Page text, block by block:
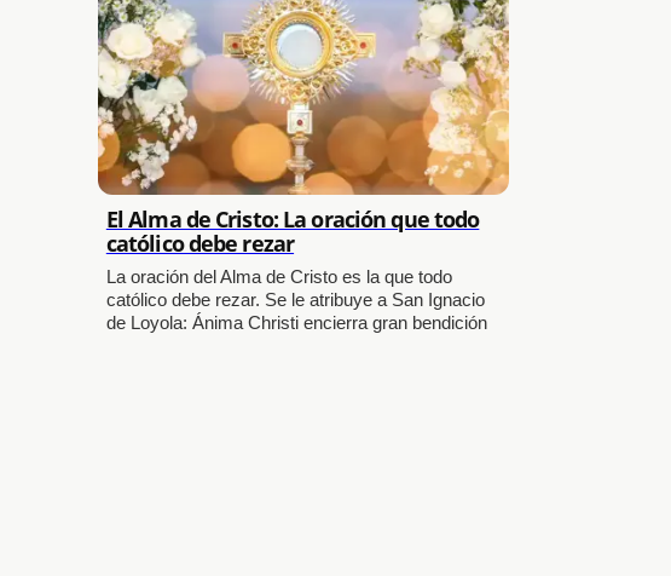
El Alma de Cristo: La oración que todo
católico debe rezar
La oración del Alma de Cristo es la que todo
católico debe rezar. Se le atribuye a San Ignacio
de Loyola: Ánima Christi encierra gran bendición